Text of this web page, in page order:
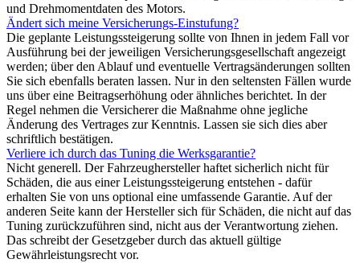
und Drehmomentdaten des Motors.
Ändert sich meine Versicherungs-Einstufung?
Die geplante Leistungssteigerung sollte von Ihnen in jedem Fall vor
Ausführung bei der jeweiligen Versicherungsgesellschaft angezeigt
werden; über den Ablauf und eventuelle Vertragsänderungen sollten
Sie sich ebenfalls beraten lassen. Nur in den seltensten Fällen wurde
uns über eine Beitragserhöhung oder ähnliches berichtet. In der
Regel nehmen die Versicherer die Maßnahme ohne jegliche
Änderung des Vertrages zur Kenntnis. Lassen sie sich dies aber
schriftlich bestätigen.
Verliere ich durch das Tuning die Werksgarantie?
Nicht generell. Der Fahrzeughersteller haftet sicherlich nicht für
Schäden, die aus einer Leistungssteigerung entstehen - dafür
erhalten Sie von uns optional eine umfassende Garantie. Auf der
anderen Seite kann der Hersteller sich für Schäden, die nicht auf das
Tuning zurückzuführen sind, nicht aus der Verantwortung ziehen.
Das schreibt der Gesetzgeber durch das aktuell gültige
Gewährleistungsrecht vor.